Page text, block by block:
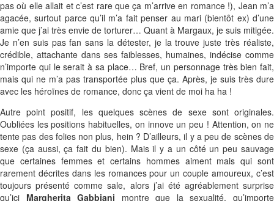
pas où elle allait et c’est rare que ça m’arrive en romance !), Jean m’a
agacée, surtout parce qu’il m’a fait penser au mari (bientôt ex) d’une
amie que j’ai très envie de torturer… Quant à Margaux, je suis mitigée.
Je n’en suis pas fan sans la détester, je la trouve juste très réaliste,
crédible, attachante dans ses faiblesses, humaines, indécise comme
n’importe qui le serait à sa place… Bref, un personnage très bien fait,
mais qui ne m’a pas transportée plus que ça. Après, je suis très dure
avec les héroïnes de romance, donc ça vient de moi ha ha !
Autre point positif, les quelques scènes de sexe sont originales.
Oubliées les positions habituelles, on innove un peu ! Attention, on ne
tente pas des folies non plus, hein ? D’ailleurs, il y a peu de scènes de
sexe (ça aussi, ça fait du bien). Mais il y a un côté un peu sauvage
que certaines femmes et certains hommes aiment mais qui sont
rarement décrites dans les romances pour un couple amoureux, c’est
toujours présenté comme sale, alors j’ai été agréablement surprise
qu’ici Margherita Gabbiani montre que la sexualité, qu’importe